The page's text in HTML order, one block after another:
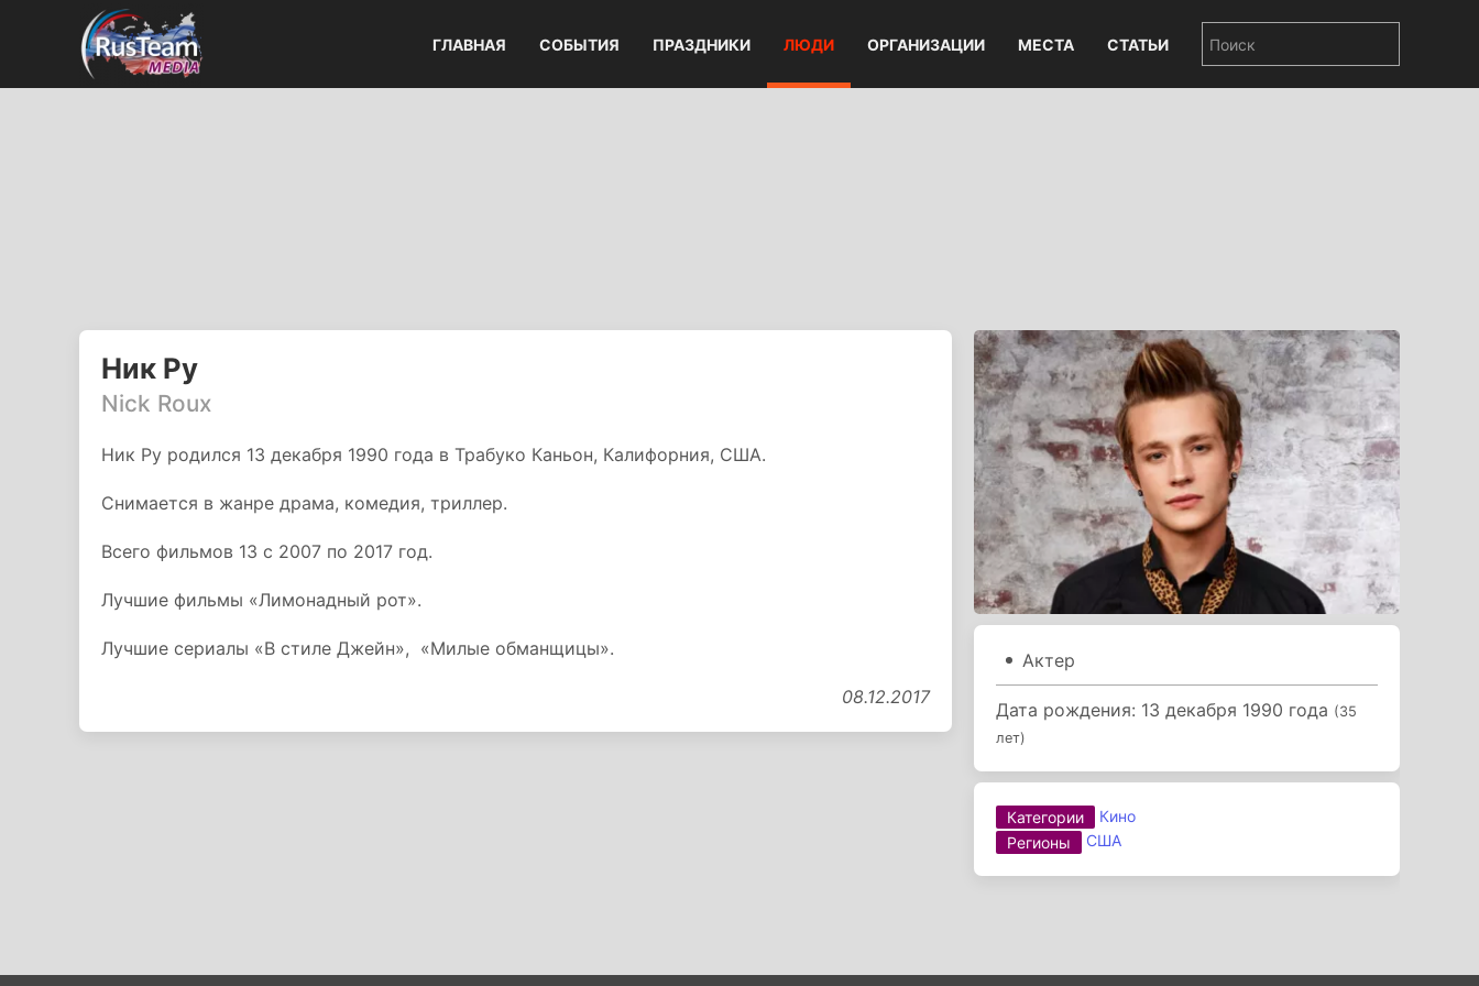
ГЛАВНАЯ СОБЫТИЯ ПРАЗДНИКИ ЛЮДИ ОРГАНИЗАЦИИ МЕСТА СТАТЬИ
Ник Ру
Nick Roux
Ник Ру родился 13 декабря 1990 года в Трабуко Каньон, Калифорния, США.
Снимается в жанре драма, комедия, триллер.
Всего фильмов 13 с 2007 по 2017 год.
Лучшие фильмы «Лимонадный рот».
Лучшие сериалы «В стиле Джейн», «Милые обманщицы».
08.12.2017
Актер
Дата рождения: 13 декабря 1990 года (35
лет)
Категории
Кино
Регионы
США